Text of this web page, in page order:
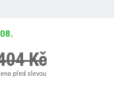
Kč
před slevou